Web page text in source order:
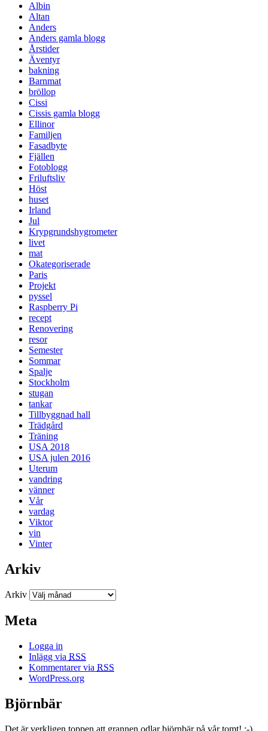
Albin
Altan
Anders
Anders gamla blogg
Årstider
Äventyr
bakning
Barnmat
bröllop
Cissi
Cissis gamla blogg
Ellinor
Familjen
Fasadbyte
Fjällen
Fotoblogg
Friluftsliv
Höst
huset
Irland
Jul
Krypgrundshygrometer
livet
mat
Okategoriserade
Paris
Projekt
pyssel
Raspberry Pi
recept
Renovering
resor
Semester
Sommar
Spalje
Stockholm
stugan
tankar
Tillbyggnad hall
Trädgård
Träning
USA 2018
USA julen 2016
Uterum
vandring
vänner
Vår
vardag
Viktor
vin
Vinter
Arkiv
Arkiv
Meta
Logga in
Inlägg via RSS
Kommentarer via RSS
WordPress.org
Björnbär
Det är verkligen toppen att grannen odlar björnbär på vår tomt! :-).